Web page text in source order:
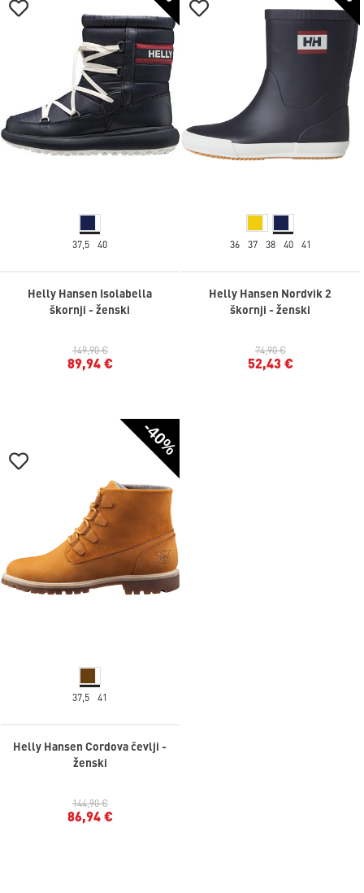
37,5 40
Helly Hansen Isolabella
škornji - ženski
149,90 €
89,94 €
36 37 38 40 41
Helly Hansen Nordvik 2
škornji - ženski
74,90 €
52,43 €
-40%
37,5 41
Helly Hansen Cordova čevlji -
ženski
144,90 €
86,94 €